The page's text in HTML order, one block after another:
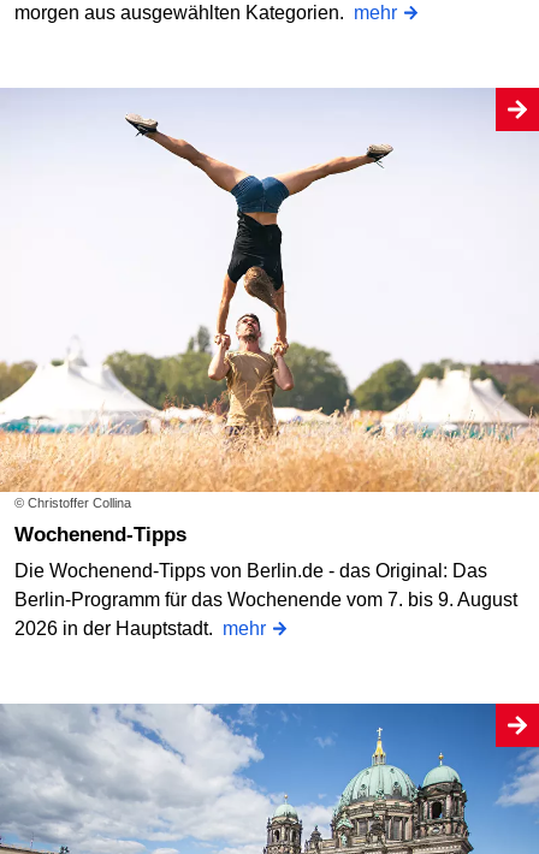
morgen aus ausgewählten Kategorien. mehr
© Christoffer Collina
Wochenend-Tipps
Die Wochenend-Tipps von Berlin.de - das Original: Das
Berlin-Programm für das Wochenende vom 7. bis 9. August
2026 in der Hauptstadt. mehr